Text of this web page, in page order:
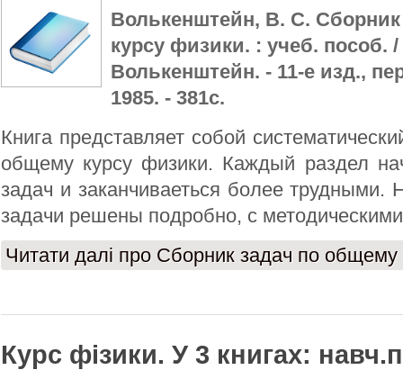
Волькенштейн, В. С.
курсу физики. : учеб. пособ.
Волькенштейн. - 11-е изд.,
1985. - 381с.
Книга представляет собой
общему курсу физики. Каждый раздел
задач и заканчиваеться более трудными.
задачи решены подробно, с
Читати далі про Сборник задач по общему
Курс фізики. У 3 книгах: